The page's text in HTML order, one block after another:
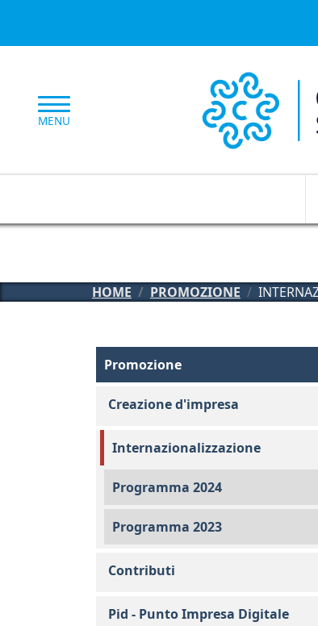
MENU
HOME PROMOZIONE
Promozione
Promozione
Creazione d'impresa
Internazionalizzazione
Programma 2024
Programma 2023
Contributi
Pid - Punto Impresa Digitale